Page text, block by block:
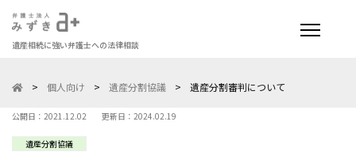
遺産相続に強い弁護士への法律相談
> 個人向け > 遺産分割協議 > 遺産分割審判について
公開日：2021.12.02 更新日：2024.02.19
遺産分割協議